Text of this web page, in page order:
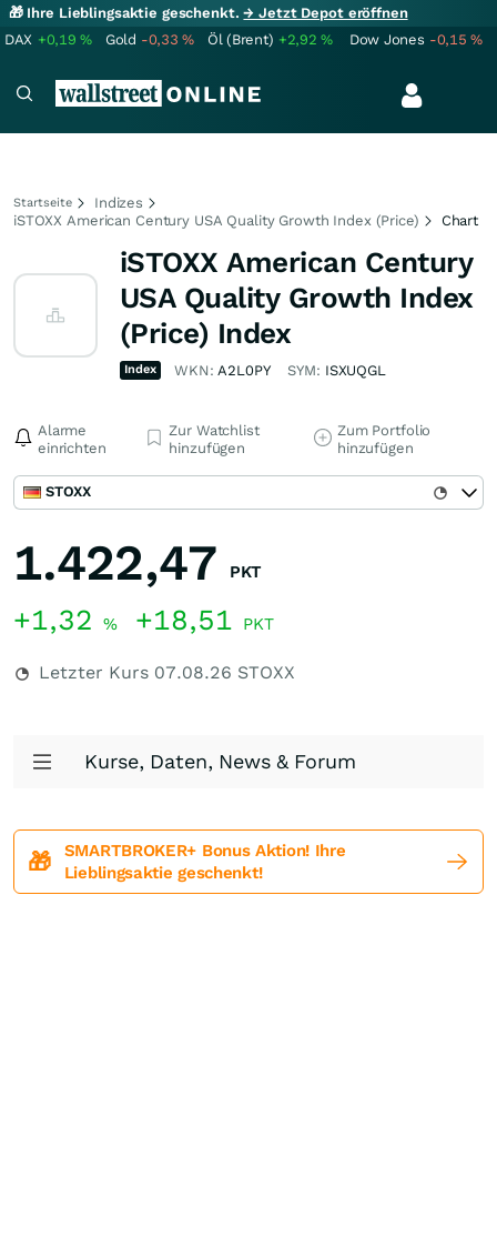
🎁 Ihre Lieblingsaktie geschenkt.→ Jetzt Depot eröffnen
DAX +0,19% Gold -0,33% Öl (Brent) +2,92% Dow Jones -0,15%
Startseite
Indizes
iSTOXX American Century USA Quality Growth Index (Price)
Chart
iSTOXX American Century
USA Quality Growth Index
(Price) Index
Index WKN:A2L0PY SYM: ISXUQGL
Alarme
einrichten
Zur Watchlist
hinzufügen
Zum Portfolio
hinzufügen
STOXX
1.422,47 PKT
+1,32 % +18,51 PKT
Letzter Kurs 07.08.26 STOXX
Kurse, Daten, News & Forum
🎁
SMARTBROKER+ Bonus Aktion! Ihre
Lieblingsaktie geschenkt!